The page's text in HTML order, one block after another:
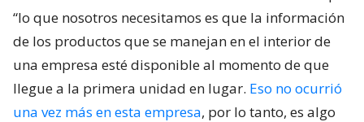
“lo que nosotros necesitamos es que la información
de los productos que se manejan en el interior de
una empresa esté disponible al momento de que
llegue a la primera unidad en lugar. Eso no ocurrió
una vez más en esta empresa, por lo tanto, es algo